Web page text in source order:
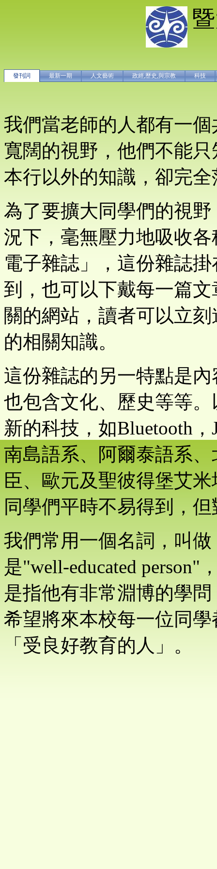
發刊詞 最新一期 人文藝術 政經,歷史,與宗教 科技
我們當老師的人都有一
寬闊的視野，他們不能
本行以外的知識，卻完
為了要擴大同學們的視
況下，毫無壓力地吸收
電子雜誌」，這份雜誌
到，也可以下戴每一篇
關的網站，讀者可以立
的相關知識。
這份雜誌的另一特點是
也包含文化、歷史等等
新的科技，如Bluetooth
南島語系、阿爾泰語系
臣、歐元及聖彼得堡艾
同學們平時不易得到，
我們常用一個名詞，叫
是"well-educated
是指他有非常淵博的學
希望將來本校每一位同
「受良好教育的人」。